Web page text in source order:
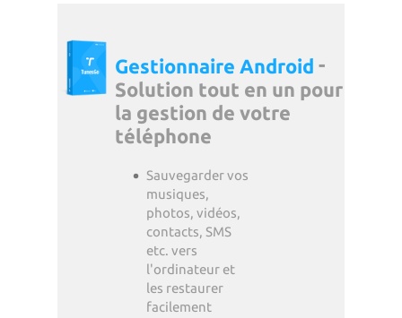
Gestionnaire Android -
Solution tout en un pour
la gestion de votre
téléphone
Sauvegarder vos
musiques,
photos, vidéos,
contacts, SMS
etc. vers
l'ordinateur et
les restaurer
facilement